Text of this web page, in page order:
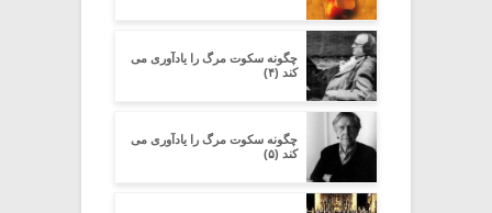
چگونه سکوت مرگ را یادآوری می
کند (۴)
چگونه سکوت مرگ را یادآوری می
کند (۵)